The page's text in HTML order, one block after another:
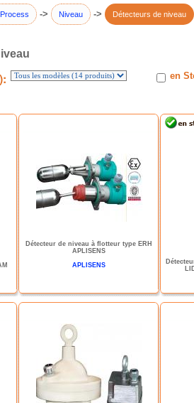
-> Niveau -> Détecteurs de niveau
en
Détecteur de niveau à flotteur type ERH
APLISENS
APLISENS